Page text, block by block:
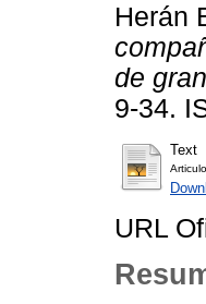
Herán
de
9-34.
Text
URL